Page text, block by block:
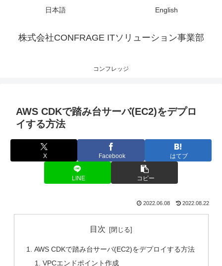
株式会社CONFRAGE ITソリューション事業部
コンフレッジ
日本語 English
AWS CDKで踏み台サーバ(EC2)をデプロ
イする方法
X Facebook はてブ
LINE コピー
2022.06.08 2022.08.22
目次
AWS CDKで踏み台サーバ(EC2)をデプロイする方法
VPCエンドポイント作成